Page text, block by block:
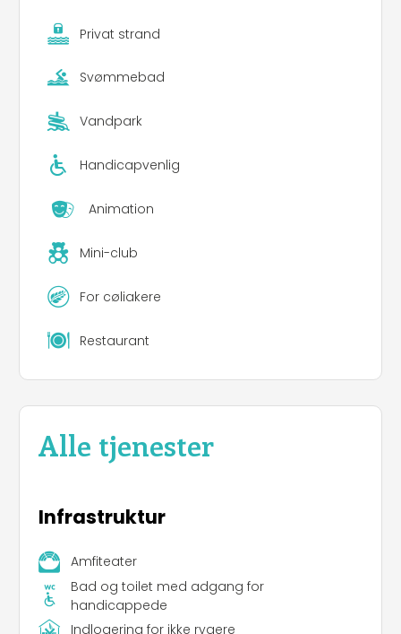
Privat strand
Svømmebad
Vandpark
Handicapvenlig
Animation
Mini-club
For cøliakere
Restaurant
Alle tjenester
Infrastruktur
Amfiteater
Bad og toilet med adgang for
handicappede
Indlogering for ikke rygere